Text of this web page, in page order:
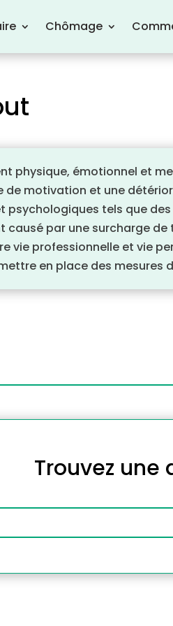
Chômage
physique, émotionnel et
de motivation et une
tels que
causé par une surcharge
vie professionnelle et vie
en place des mesures
Trouvez une